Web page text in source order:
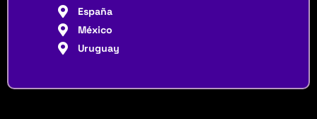
España
México
Uruguay